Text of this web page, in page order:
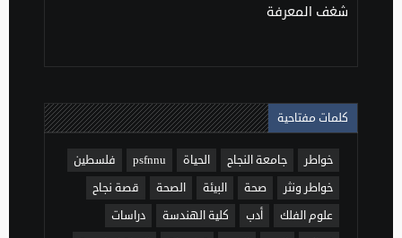
شغف المعرفة
كلمات مفتاحية
خواطر جامعة النجاح الحياة psfnnu
فلسطين
خواطر ونثر
صحة البيئة الصحة
قصة نجاح
علوم الفلك
أدب كلية الهندسة
دراسات